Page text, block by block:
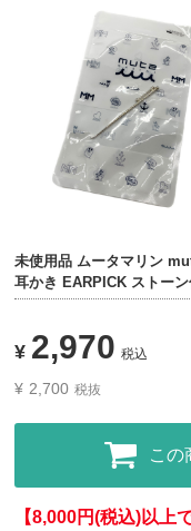
未使用品 ムータマリン
耳かき EARPICK ストー
¥ 2,970 税込
¥ 2,700 税抜
この
【8,000円(税込)以上